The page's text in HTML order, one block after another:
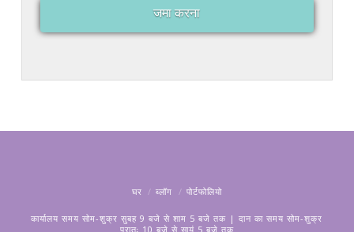
जमा करना
घर ब्लॉग पोर्टफोलियो
कार्यालय समय सोम-शुक्र सुबह 9 बजे से शाम 5 बजे तक | दान का समय सोम-शुक्र
प्रातः 10 बजे से सायं 5 बजे तक